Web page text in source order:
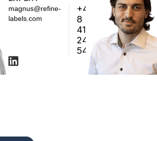
magnus@refine-
labels.com
+46
8
410
240
54